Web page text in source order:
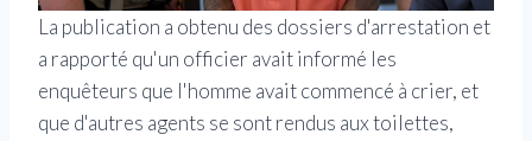
La publication a obtenu des dossiers d'arrestation et
a rapporté qu'un officier avait informé les
enquêteurs que l'homme avait commencé à crier, et
que d'autres agents se sont rendus aux toilettes,